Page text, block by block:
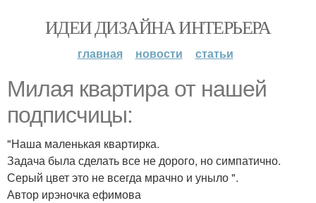
ИДЕИ ДИЗАЙНА ИНТЕРЬЕРА
главная новости статьи
Милая квартира от нашей
подписчицы:
"Наша маленькая квартирка.
Задача была сделать все не дорого, но симпатично.
Серый цвет это не всегда мрачно и уныло ".
Автор ирэночка ефимова